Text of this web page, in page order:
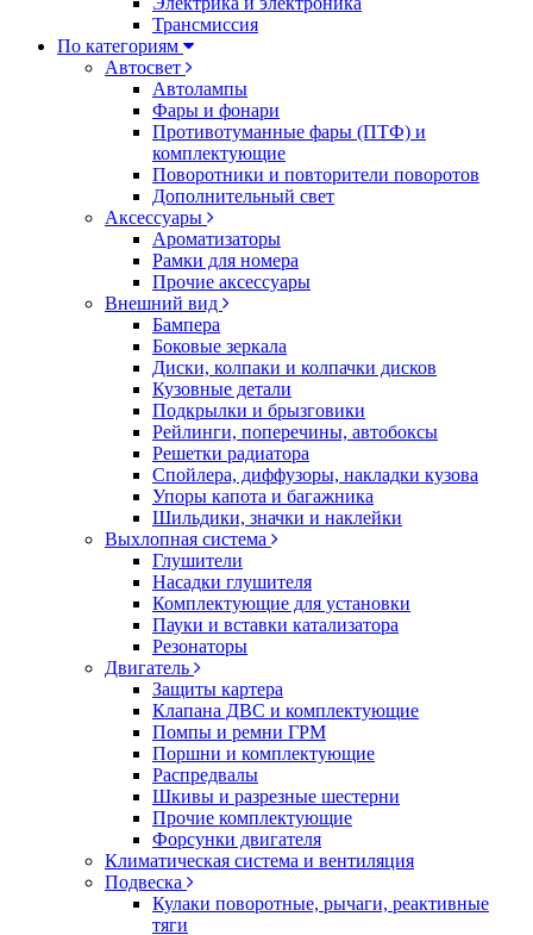
Трансмиссия
По категориям
Автосвет
Автолампы
Фары и фонари
Противотуманные фары (ПТФ) и
комплектующие
Поворотники и повторители поворотов
Дополнительный свет
Аксессуары
Ароматизаторы
Рамки для номера
Прочие аксессуары
Внешний вид
Бампера
Боковые зеркала
Диски, колпаки и колпачки дисков
Кузовные детали
Подкрылки и брызговики
Рейлинги, поперечины, автобоксы
Решетки радиатора
Спойлера, диффузоры, накладки кузова
Упоры капота и багажника
Шильдики, значки и наклейки
Выхлопная система
Глушители
Насадки глушителя
Комплектующие для установки
Пауки и вставки катализатора
Резонаторы
Двигатель
Защиты картера
Клапана ДВС и комплектующие
Помпы и ремни ГРМ
Поршни и комплектующие
Распредвалы
Шкивы и разрезные шестерни
Прочие комплектующие
Форсунки двигателя
Климатическая система и вентиляция
Подвеска
Кулаки поворотные, рычаги, реактивные
тяги